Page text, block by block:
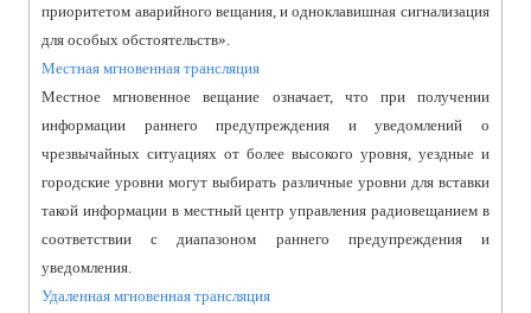
приоритетом аварийного вещания, и одноклавишная сигнализация
для особых обстоятельств».
Местная мгновенная трансляция
Местное мгновенное вещание означает, что при получении
информации раннего предупреждения и уведомлений о
чрезвычайных ситуациях от более высокого уровня, уездные и
городские уровни могут выбирать различные уровни для вставки
такой информации в местный центр управления радиовещанием в
соответствии с диапазоном раннего предупреждения и
уведомления.
Удаленная мгновенная трансляция